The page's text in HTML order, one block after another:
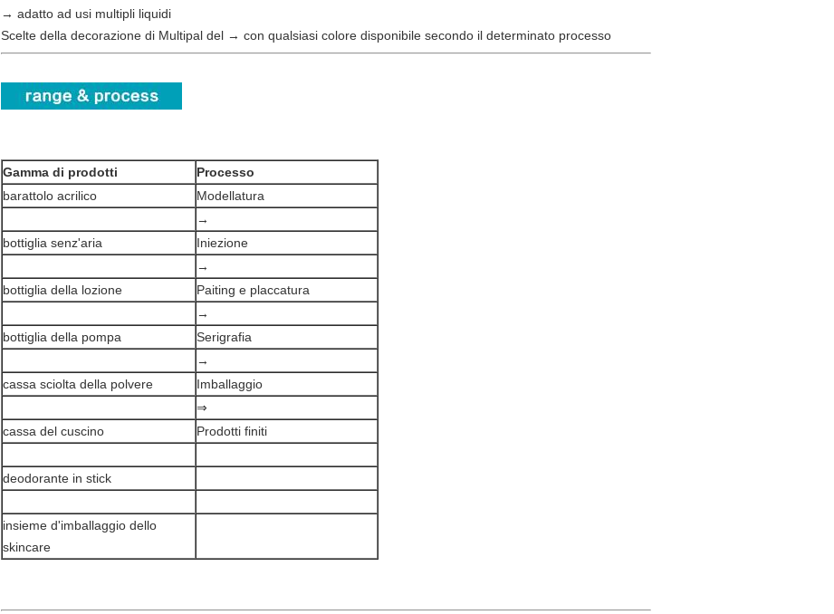
→ adatto ad usi multipli liquidi
Scelte della decorazione di Multipal del → con qualsiasi colore disponibile secondo il determinato processo
Gamma di prodotti
Processo
barattolo acrilico
Modellatura
→
bottiglia senz'aria
Iniezione
→
bottiglia della lozione
Paiting e placcatura
→
bottiglia della pompa
Serigrafia
→
cassa sciolta della polvere
Imballaggio
⇒
cassa del cuscino
Prodotti finiti
deodorante in stick
insieme d'imballaggio dello
skincare